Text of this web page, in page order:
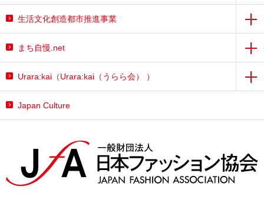
生活文化創造都市推進事業
まち自慢.net
Urara:kai（Urara:kai（うらら会） ）
Japan Culture